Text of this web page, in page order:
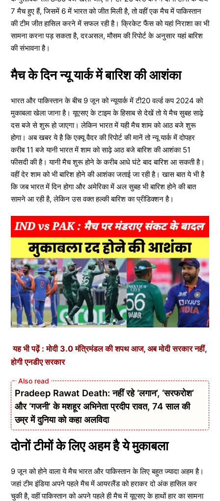
7 मैच हुए हैं, जिसमें 6 में भारत को जीत मिली है, तो वहीं एक मैच में पाकिस्तान
की टीम जीत हासिल करने में सफल रही है। क्रिकेट फैंस को यहां निराशा का भी
सामना करना पड़ सकता है, दरअसल, मौसम की रिपोर्ट के अनुसार यहां बारिश
की संभावना है।
मैच के दिन न्यू यार्क में बारिश की आशंका
भारत और पाकिस्तान के बीच 9 जून को न्यूयार्क में टी20 वर्ल्ड कप 2024 को
मुकाबला खेला जाना है। यूएसए के टाइम के हिसाब से देखें तो ये मैच सुबह साढ़े
दस बजे से शुरू हो जाएगा। लेकिन भारत में यही मैच शाम को आठ बजे शुरू
होगा। अब खबर ये है कि एक्यू वैदर की रिपोर्ट की मानें तो न्यू यार्क में दोपहर
करीब 11 बजे यानी भारत में शाम को साढ़े आठ बजे बारिश की आशंका 51
फीसदी की है। यानी मैच शुरू होने के करीब आधे घंटे बाद बारिश आ सकती है।
वहीं देर शाम को भी बारिश होने की आशंका जताई जा रही है। खास बात ये भी है
कि जब भारत में दिन होगा और अमेरिका में अल सुबह भी बारिश होने की बात
सामने आ रही है, लेकिन उस वक्त हल्की बारिश का प्रीडिक्शन है।
यह भी पढ़ें : मोदी 3.0 मंत्रिमंडल की शपथ आज, अब मोदी सरकार नहीं,
होगी एनडीए सरकार
Pradeep Rawat Death: नहीं रहे ‘लगान’, ‘सरफरोश’
और ‘गजनी’ के मशहूर अभिनेता प्रदीप रावत, 74 साल की
उम्र में दुनिया को कहा अलविदा
दोनों टीमों के लिए अहम है ये मुकाबला
9 जून को होने वाला ये मैच भारत और पाकिस्तान के लिए बहुत ज्यादा अहम है।
जहां टीम इंडिया अपने पहले मैच में आयरलैंड को हराकर दो अंक हासिल कर
चुकी है, वहीं पाकिस्तान को अपने पहले ही मैच में यूएसए के हाथों हार का सामना